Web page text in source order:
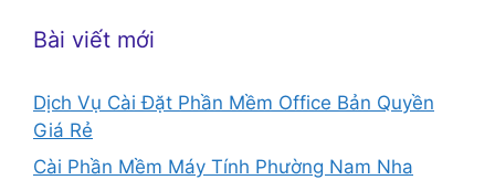
Bài viết mới
Dịch Vụ Cài Đặt Phần Mềm Office Bản Quyền
Giá Rẻ
Cài Phần Mềm Máy Tính Phường Nam Nha